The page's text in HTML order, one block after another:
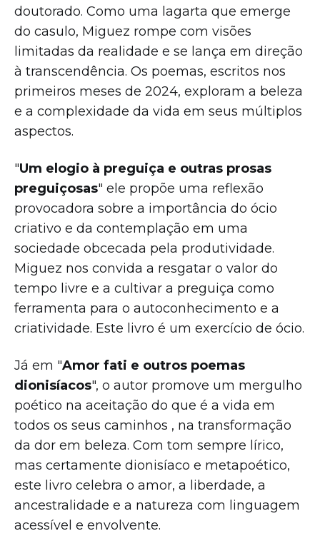
doutorado. Como uma lagarta que emerge
do casulo, Miguez rompe com visões
limitadas da realidade e se lança em direção
à transcendência. Os poemas, escritos nos
primeiros meses de 2024, exploram a beleza
e a complexidade da vida em seus múltiplos
aspectos.
"Um elogio à preguiça e outras prosas
preguiçosas" ele propõe uma reflexão
provocadora sobre a importância do ócio
criativo e da contemplação em uma
sociedade obcecada pela produtividade.
Miguez nos convida a resgatar o valor do
tempo livre e a cultivar a preguiça como
ferramenta para o autoconhecimento e a
criatividade. Este livro é um exercício de ócio.
Já em "Amor fati e outros poemas
dionisíacos", o autor promove um mergulho
poético na aceitação do que é a vida em
todos os seus caminhos , na transformação
da dor em beleza. Com tom sempre lírico,
mas certamente dionisíaco e metapoético,
este livro celebra o amor, a liberdade, a
ancestralidade e a natureza com linguagem
acessível e envolvente.